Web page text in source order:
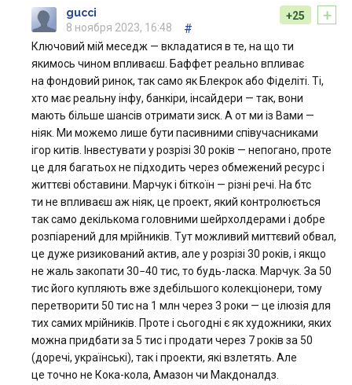
+
+25
gucci
8 ноября 2023, 16:48
#
Ключовий мій меседж — вкладатися в те, на що ти
якимось чином впливаєш. Баффет реально впливає
на фондовий ринок, так само як Блекрок або Фіделіті. Ті,
хто має реальну інфу, банкіри, інсайдери — так, вони
мають більше шансів отримати зиск. А от ми із Вами —
ніяк. Ми можемо лише бути пасивними співучасниками
ігор китів. Інвестувати у розрізі 30 років — непогано, проте
це для багатьох не підходить через обмежений ресурс і
життєві обставини. Марчук і біткоїн — різні речі. На бтс
ти не впливаєш аж ніяк, це проект, який контролюється
так само декількома головними шейрхолдерами і добре
розпіарений для мрійників. Тут можливий миттєвий обвал,
це дуже ризикований актив, але у розрізі 30 років, і якщо
не жаль закопати 30−40 тис, то будь-ласка. Марчук. За 50
тис його купляють вже здебільшого колекціонери, тому
перетворити 50 тис на 1 млн через 3 роки — це ілюзія для
тих самих мрійників. Проте і сьогодні є як художники, яких
можна придбати за 5 тис і продати через 7 років за 50
(доречі, українські), так і проекти, які взлетять. Але
це точно не Кока-кола, Амазон чи Макдоналдз.